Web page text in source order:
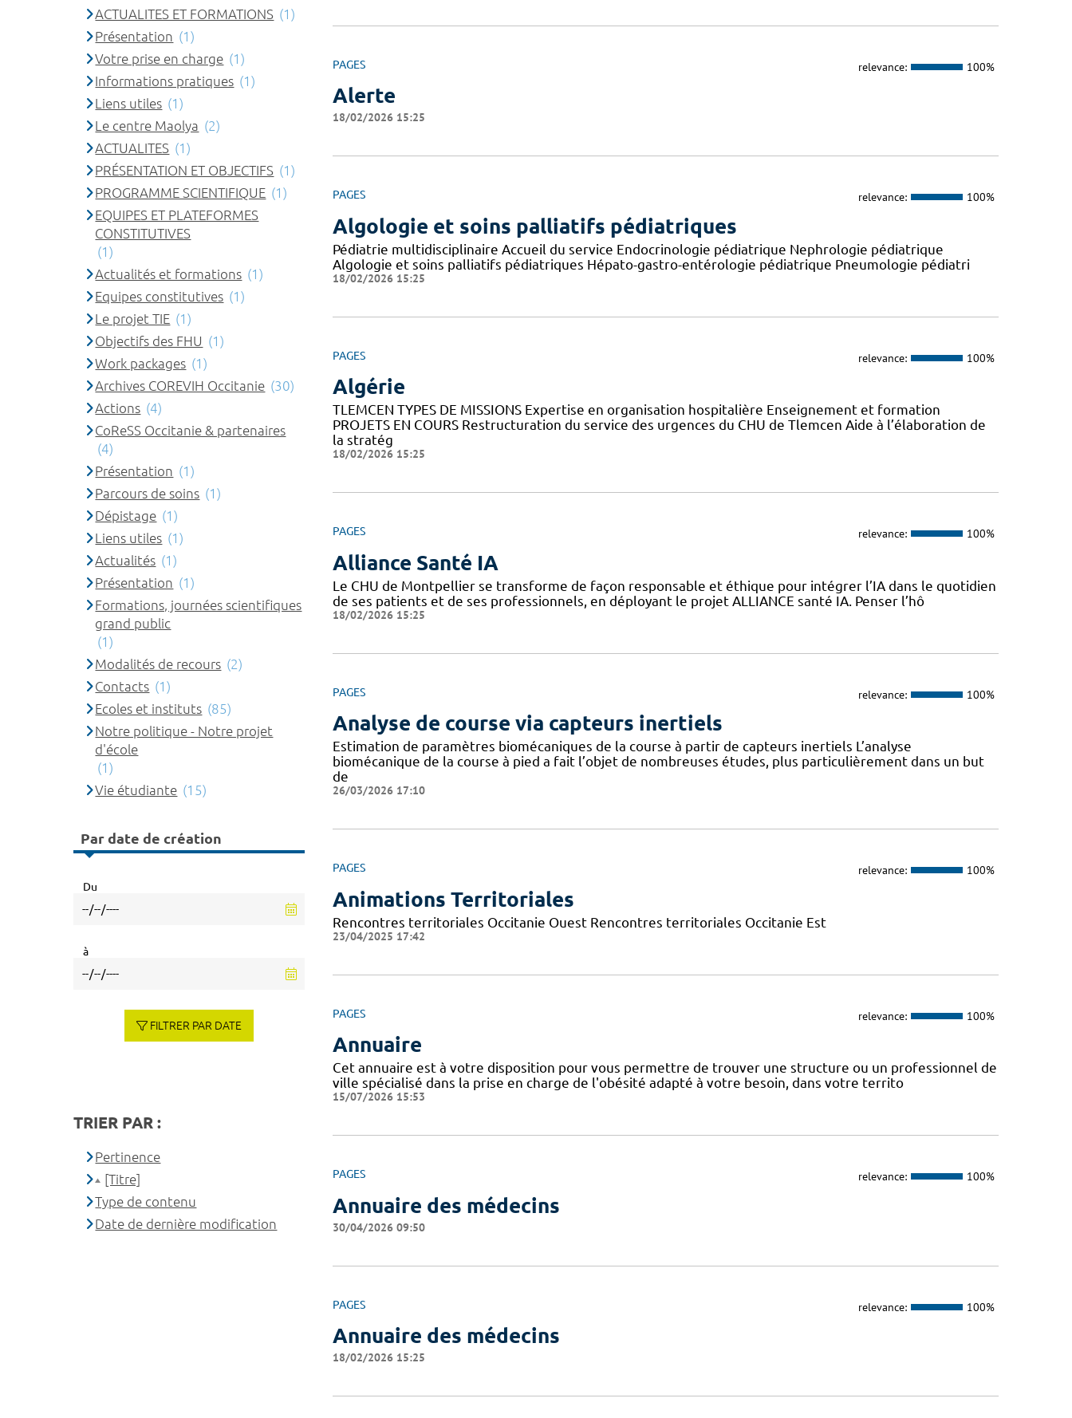
PAGES relevance: 100%
Alerte
18/02/2026 15:25
PAGES relevance: 100%
Algologie et soins palliatifs pédiatriques
Pédiatrie multidisciplinaire Accueil du service Endocrinologie pédiatrique Nephrologie pédiatrique
Algologie et soins palliatifs pédiatriques Hépato-gastro-entérologie pédiatrique Pneumologie pédiatri
18/02/2026 15:25
PAGES relevance: 100%
Algérie
TLEMCEN TYPES DE MISSIONS Expertise en organisation hospitalière Enseignement et formation
PROJETS EN COURS Restructuration du service des urgences du CHU de Tlemcen Aide à l’élaboration de
la stratég
18/02/2026 15:25
PAGES relevance: 100%
Alliance Santé IA
Le CHU de Montpellier se transforme de façon responsable et éthique pour intégrer l’IA dans le quotidien
de ses patients et de ses professionnels, en déployant le projet ALLIANCE santé IA. Penser l’hô
18/02/2026 15:25
PAGES relevance: 100%
Analyse de course via capteurs inertiels
Estimation de paramètres biomécaniques de la course à partir de capteurs inertiels L’analyse
biomécanique de la course à pied a fait l’objet de nombreuses études, plus particulièrement dans un but
de
26/03/2026 17:10
PAGES relevance: 100%
Animations Territoriales
Rencontres territoriales Occitanie Ouest Rencontres territoriales Occitanie Est
23/04/2025 17:42
PAGES relevance: 100%
Annuaire
Cet annuaire est à votre disposition pour vous permettre de trouver une structure ou un professionnel de
ville spécialisé dans la prise en charge de l'obésité adapté à votre besoin, dans votre territo
15/07/2026 15:53
PAGES relevance: 100%
Annuaire des médecins
30/04/2026 09:50
PAGES relevance: 100%
Annuaire des médecins
18/02/2026 15:25
ACTUALITES ET FORMATIONS (1)
Présentation (1)
Votre prise en charge (1)
Informations pratiques (1)
Liens utiles (1)
Le centre Maolya (2)
ACTUALITES (1)
PRÉSENTATION ET OBJECTIFS (1)
PROGRAMME SCIENTIFIQUE (1)
EQUIPES ET PLATEFORMES
CONSTITUTIVES
(1)
Actualités et formations (1)
Equipes constitutives (1)
Le projet TIE (1)
Objectifs des FHU (1)
Work packages (1)
Archives COREVIH Occitanie (30)
Actions (4)
CoReSS Occitanie & partenaires
(4)
Présentation (1)
Parcours de soins (1)
Dépistage (1)
Liens utiles (1)
Actualités (1)
Présentation (1)
Formations, journées scientifiques
grand public
(1)
Modalités de recours (2)
Contacts (1)
Ecoles et instituts (85)
Notre politique - Notre projet
d'école
(1)
Vie étudiante (15)
Par date de création
Du
à
FILTRER PAR DATE
TRIER PAR :
Pertinence
[Titre]
Type de contenu
Date de dernière modification